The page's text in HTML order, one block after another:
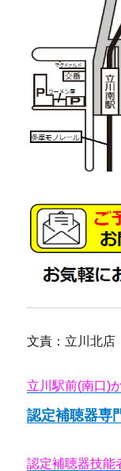
文責：立川北
立川駅前(南口)
認定補聴器専
認定補聴器技能